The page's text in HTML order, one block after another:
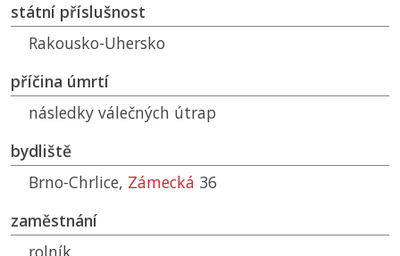
státní příslušnost
Rakousko-Uhersko
příčina úmrtí
následky válečných útrap
bydliště
Brno-Chrlice, Zámecká 36
zaměstnání